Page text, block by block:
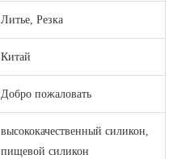
Литье, Резка
Китай
Добро пожаловать
высококачественный силикон,
пищевой силикон